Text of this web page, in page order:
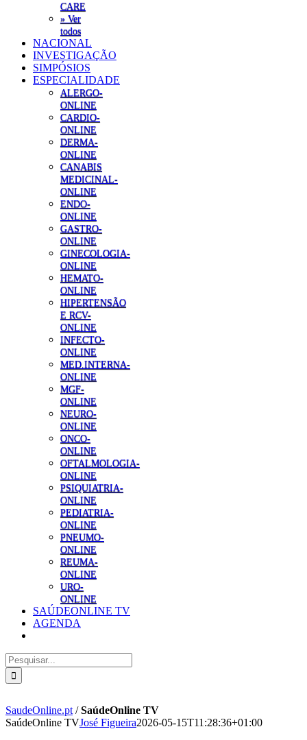
CARE
» Ver
todos
NACIONAL
INVESTIGAÇÃO
SIMPÓSIOS
ESPECIALIDADE
ALERGO-
ONLINE
CARDIO-
ONLINE
DERMA-
ONLINE
CANABIS
MEDICINAL-
ONLINE
ENDO-
ONLINE
GASTRO-
ONLINE
GINECOLOGIA-
ONLINE
HEMATO-
ONLINE
HIPERTENSÃO
E RCV-
ONLINE
INFECTO-
ONLINE
MED.INTERNA-
ONLINE
MGF-
ONLINE
NEURO-
ONLINE
ONCO-
ONLINE
OFTALMOLOGIA-
ONLINE
PSIQUIATRIA-
ONLINE
PEDIATRIA-
ONLINE
PNEUMO-
ONLINE
REUMA-
ONLINE
URO-
ONLINE
SAÚDEONLINE TV
AGENDA
Pesquisar
SaudeOnline.pt /SaúdeOnline TV
SaúdeOnline TVJosé Figueira2026-05-15T11:28:36+01:00